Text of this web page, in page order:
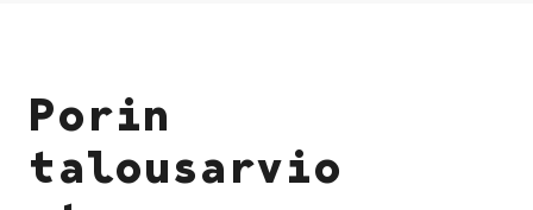
Porin
talousarvio